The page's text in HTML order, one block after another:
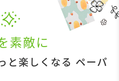
素敵に
と楽しくなる ペーパ